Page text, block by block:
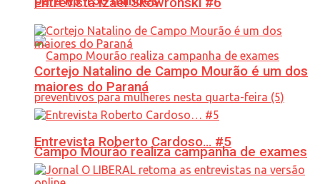
Campo Mourão realiza campanha de exames
Cortejo Natalino de Campo Mourão é um dos
maiores do Paraná
Entrevista Roberto Cardoso… #5